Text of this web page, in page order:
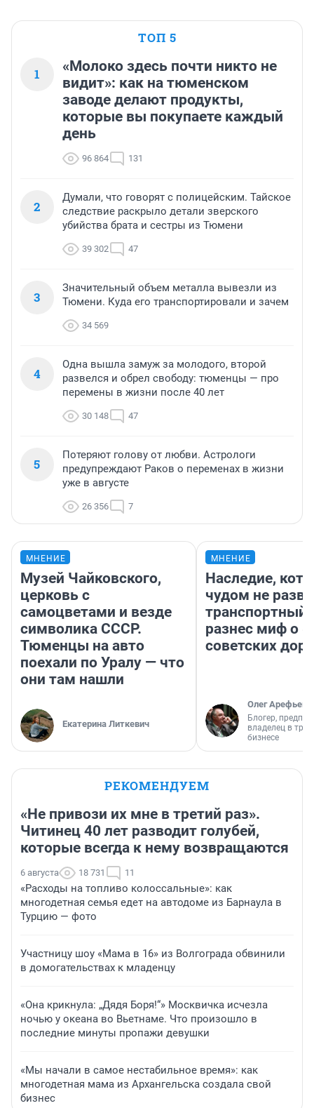
ТОП 5
1
«Молоко здесь почти никто не
видит»: как на тюменском
заводе делают продукты,
которые вы покупаете каждый
день
96 864 131
2
Думали, что говорят с полицейским. Тайское
следствие раскрыло детали зверского
убийства брата и сестры из Тюмени
39 302 47
3
Значительный объем металла вывезли из
Тюмени. Куда его транспортировали и зачем
34 569
4
Одна вышла замуж за молодого, второй
развелся и обрел свободу: тюменцы — про
перемены в жизни после 40 лет
30 148 47
5
Потеряют голову от любви. Астрологи
предупреждают Раков о переменах в жизни
уже в августе
26 356 7
МНЕНИЕ
Музей Чайковского,
церковь с
самоцветами и везде
символика СССР.
Тюменцы на авто
поехали по Уралу — что
они там нашли
Екатерина Литкевич
МНЕНИЕ
Наследие,
чудом не
транспортный
разнес миф о
советских
Олег Арефьев
Блогер,
владелец в
бизнесе
РЕКОМЕНДУЕМ
«Не привози их мне в третий раз».
Читинец 40 лет разводит голубей,
которые всегда к нему возвращаются
6 августа 18 731 11
«Расходы на топливо колоссальные»: как
многодетная семья едет на автодоме из Барнаула в
Турцию — фото
Участницу шоу «Мама в 16» из Волгограда обвинили
в домогательствах к младенцу
«Она крикнула: „Дядя Боря!“» Москвичка исчезла
ночью у океана во Вьетнаме. Что произошло в
последние минуты пропажи девушки
«Мы начали в самое нестабильное время»: как
многодетная мама из Архангельска создала свой
бизнес